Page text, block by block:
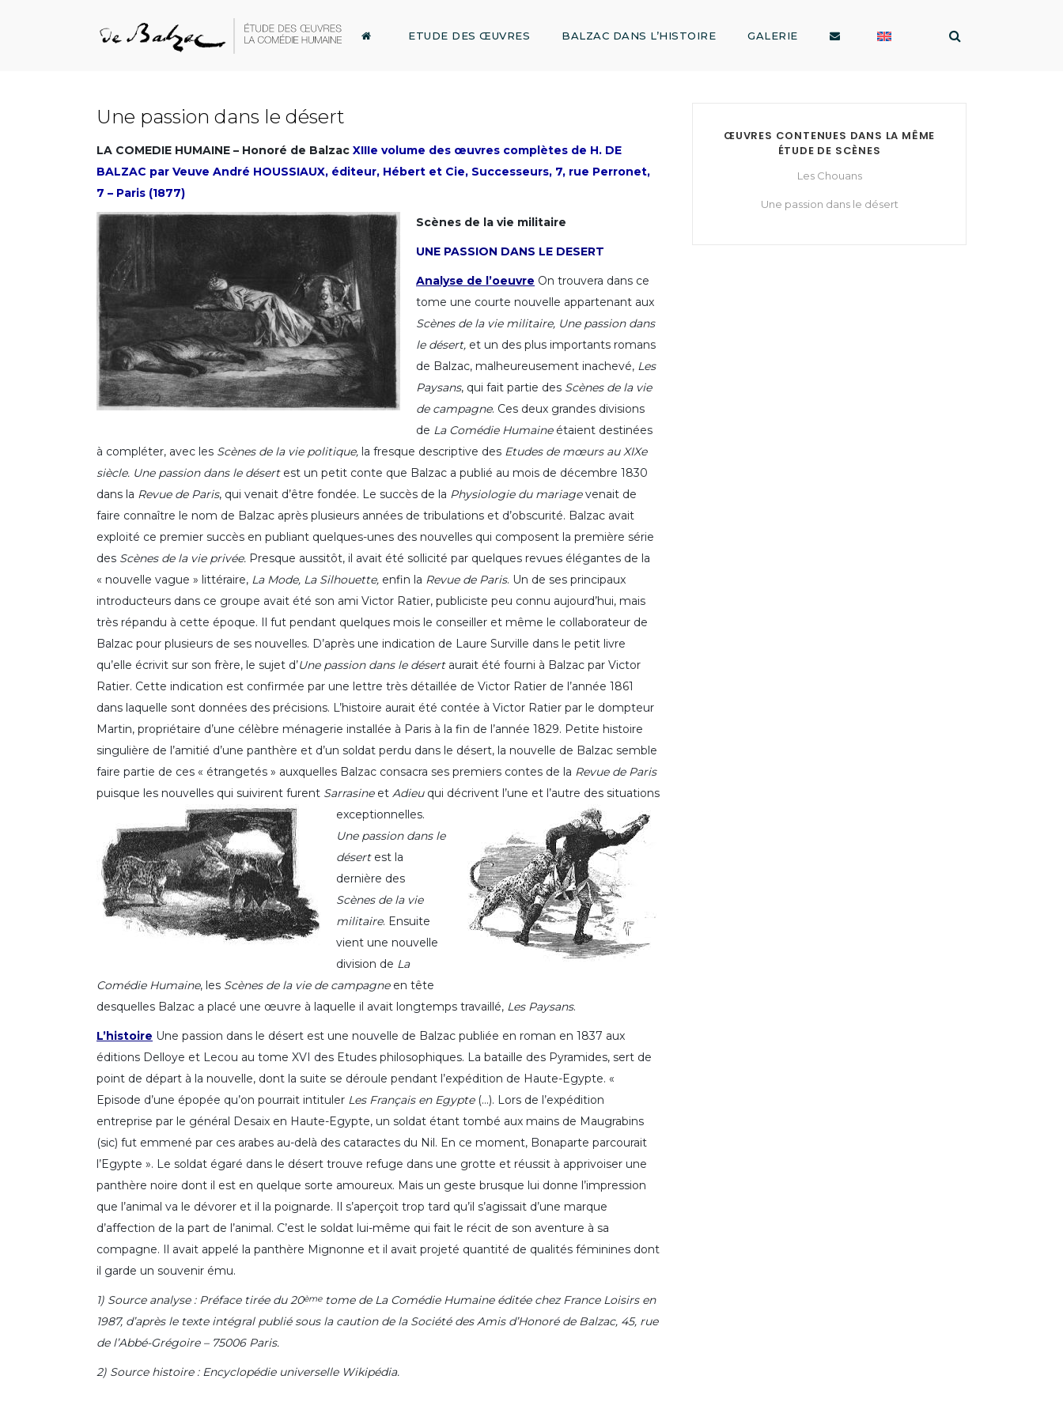
ETUDE DES ŒUVRES BALZAC DANS L’HISTOIRE GALERIE
Une passion dans le désert
LA COMEDIE HUMAINE – Honoré de Balzac XIIIe volume des œuvres complètes de H. DE
BALZAC par Veuve André HOUSSIAUX, éditeur, Hébert et Cie, Successeurs, 7, rue Perronet,
7 – Paris (1877)
Scènes de la vie militaire
UNE PASSION DANS LE DESERT
Analyse de l’oeuvre On trouvera dans ce
tome une courte nouvelle appartenant aux
Scènes de la vie militaire, Une passion dans
le désert, et un des plus importants romans
de Balzac, malheureusement inachevé, Les
Paysans, qui fait partie des Scènes de la vie
de campagne. Ces deux grandes divisions
de La Comédie Humaineétaient destinées
à compléter, avec les Scènes de la vie politique, la fresque descriptive des Etudes de mœurs au XIXe
siècle. Une passion dans le désertest un petit conte que Balzac a publié au mois de décembre 1830
dans la Revue de Paris, qui venait d’être fondée. Le succès de la Physiologie du mariagevenait de
faire connaître le nom de Balzac après plusieurs années de tribulations et d’obscurité. Balzac avait
exploité ce premier succès en publiant quelques-unes des nouvelles qui composent la première série
des Scènes de la vie privée. Presque aussitôt, il avait été sollicité par quelques revues élégantes de la
« nouvelle vague » littéraire, La Mode, La Silhouette, enfin la Revue de Paris. Un de ses principaux
introducteurs dans ce groupe avait été son ami Victor Ratier, publiciste peu connu aujourd’hui, mais
très répandu à cette époque. Il fut pendant quelques mois le conseiller et même le collaborateur de
Balzac pour plusieurs de ses nouvelles. D’après une indication de Laure Surville dans le petit livre
qu’elle écrivit sur son frère, le sujet d’Une passion dans le désertaurait été fourni à Balzac par Victor
Ratier. Cette indication est confirmée par une lettre très détaillée de Victor Ratier de l’année 1861
dans laquelle sont données des précisions. L’histoire aurait été contée à Victor Ratier par le dompteur
Martin, propriétaire d’une célèbre ménagerie installée à Paris à la fin de l’année 1829. Petite histoire
singulière de l’amitié d’une panthère et d’un soldat perdu dans le désert, la nouvelle de Balzac semble
faire partie de ces « étrangetés » auxquelles Balzac consacra ses premiers contes de la Revue de Paris
puisque les nouvelles qui suivirent furent Sarrasine et Adieuqui décrivent l’une et l’autre des situations
exceptionnelles.
Une passion dans le
désertest la
dernière des
Scènes de la vie
militaire. Ensuite
vient une nouvelle
division de La
Comédie Humaine, les Scènes de la vie de campagneen tête
desquelles Balzac a placé une œuvre à laquelle il avait longtemps travaillé, Les Paysans.
L’histoire Une passion dans le désert est une nouvelle de Balzac publiée en roman en 1837 aux
éditions Delloye et Lecou au tome XVI des Etudes philosophiques. La bataille des Pyramides, sert de
point de départ à la nouvelle, dont la suite se déroule pendant l’expédition de Haute-Egypte. «
Episode d’une épopée qu’on pourrait intituler Les Français en Egypte (…). Lors de l’expédition
entreprise par le général Desaix en Haute-Egypte, un soldat étant tombé aux mains de Maugrabins
(sic) fut emmené par ces arabes au-delà des cataractes du Nil. En ce moment, Bonaparte parcourait
l’Egypte ». Le soldat égaré dans le désert trouve refuge dans une grotte et réussit à apprivoiser une
panthère noire dont il est en quelque sorte amoureux. Mais un geste brusque lui donne l’impression
que l’animal va le dévorer et il la poignarde. Il s’aperçoit trop tard qu’il s’agissait d’une marque
d’affection de la part de l’animal. C’est le soldat lui-même qui fait le récit de son aventure à sa
compagne. Il avait appelé la panthère Mignonne et il avait projeté quantité de qualités féminines dont
il garde un souvenir ému.
1) Source analyse : Préface tirée du 20èmetome de La Comédie Humaine éditée chez France Loisirs en
1987, d’après le texte intégral publié sous la caution de la Société des Amis d’Honoré de Balzac, 45, rue
de l’Abbé-Grégoire – 75006 Paris.
2) Source histoire : Encyclopédie universelle Wikipédia.
ŒUVRES CONTENUES DANS LA MÊME
ÉTUDE DE SCÈNES
Les Chouans
Une passion dans le désert